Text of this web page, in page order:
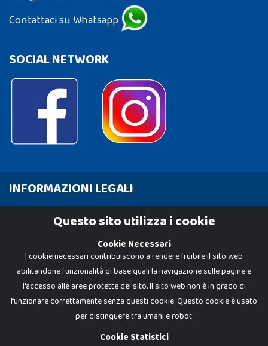
Contattaci su Whatsapp
SOCIAL NETWORK
INFORMAZIONI LEGALI
Cookie PolicyQuesto sito utilizza i cookie
Cookie Necessari
I cookie necessari contribuiscono a rendere fruibile il sito web
abilitandone funzionalità di base quali la navigazione sulle pagine e
l'accesso alle aree protette del sito. Il sito web non è in grado di
funzionare correttamente senza questi cookie. Questo cookie è usato
per distinguere tra umani e robot.
Cookie Statistici